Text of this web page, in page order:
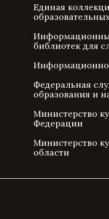
Единая
библиотек для
Федеральная
образования и
Министерство
Федерации
Министерство
области